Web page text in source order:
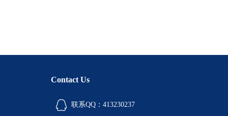
Contact Us
联系QQ：413230237